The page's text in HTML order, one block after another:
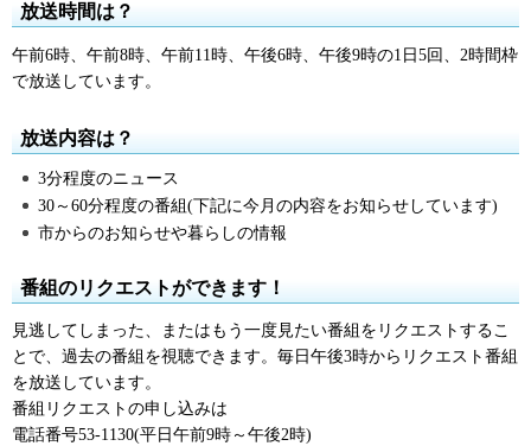
放送時間は？
午前6時、午前8時、午前11時、午後6時、午後9時の1日5回、2時間枠
で放送しています。
放送内容は？
3分程度のニュース
30～60分程度の番組(下記に今月の内容をお知らせしています)
市からのお知らせや暮らしの情報
番組のリクエストができます！
見逃してしまった、またはもう一度見たい番組をリクエストするこ
とで、過去の番組を視聴できます。毎日午後3時からリクエスト番組
を放送しています。
番組リクエストの申し込みは
電話番号53-1130(平日午前9時～午後2時)